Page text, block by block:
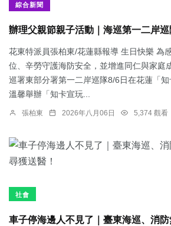
綜合新聞
辦理父親節親子活動｜海巡第一二岸
花東特派員張柏東/花蓮縣報導 生日快樂 為
位、辛勞守護海防安全，並增進同仁與家庭
巡署東部分署第一二岸巡隊8/6日在花蓮「知
溫馨舉辦「知卡宣玩...
張柏東 2026年八月06日 5,374 觀看
社會
車子停海邊人不見了｜臺東海巡、消